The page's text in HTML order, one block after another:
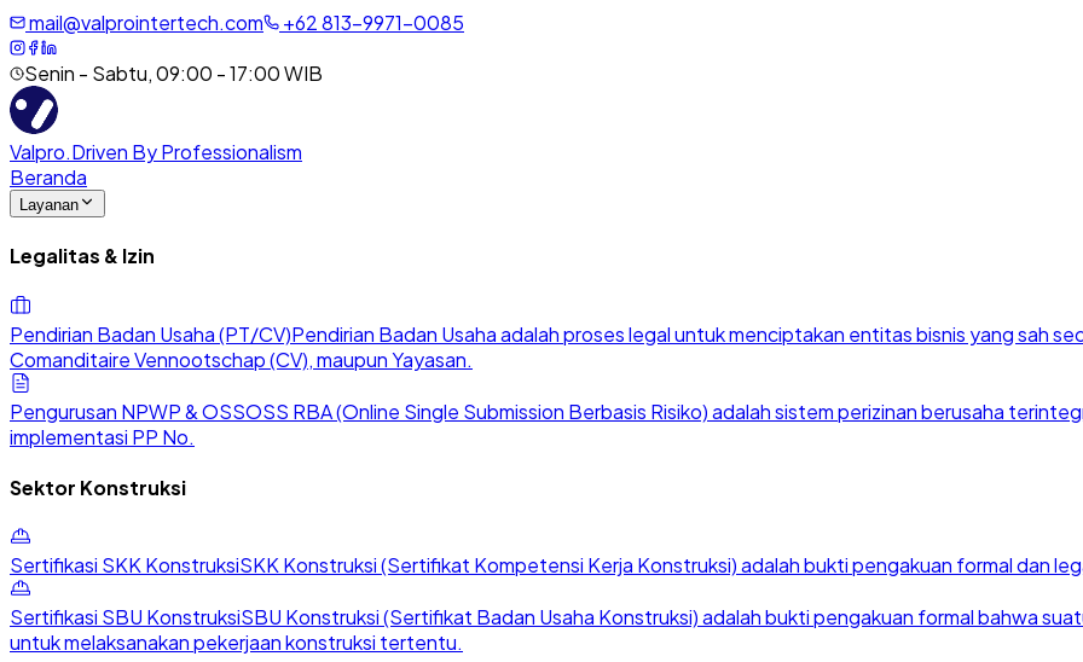
mail@valprointertech.com +62813-9971-0085
Senin - Sabtu, 09:00 - 17:00 WIB
Valpro.Driven By Professionalism
Beranda
Layanan
Legalitas & Izin
Pendirian Badan Usaha (PT/CV)Pendirian Badan Usaha adalah proses legal untuk menciptakan entitas bisnis yang sah
Comanditaire Vennootschap (CV), maupun Yayasan.
Pengurusan NPWP & OSSOSS RBA (Online Single Submission Berbasis Risiko) adalah sistem perizinan berusaha
implementasi PP No.
Sektor Konstruksi
Sertifikasi SKK KonstruksiSKK Konstruksi (Sertifikat Kompetensi Kerja Konstruksi) adalah bukti pengakuan formal dan
Sertifikasi SBU KonstruksiSBU Konstruksi (Sertifikat Badan Usaha Konstruksi) adalah bukti pengakuan formal bahwa
untuk melaksanakan pekerjaan konstruksi tertentu.